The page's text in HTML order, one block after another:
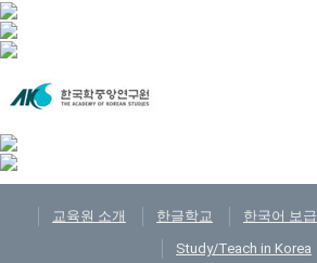
교육원 소개 한글학교 한국어 보급
Study/Teach in Korea